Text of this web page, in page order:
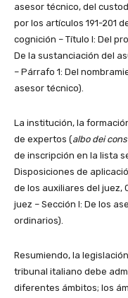
asesor técnico, del
por los artículos 191-201
cognición – Título I: Del
De la sustanciación del
– Párrafo 1: Del
asesor técnico).
La institución, la
de expertos (albo dei
de inscripción en la lista
Disposiciones de
de los auxiliares del juez,
juez – Sección I: De los
ordinarios).
Resumiendo, la
tribunal italiano debe
diferentes ámbitos; los